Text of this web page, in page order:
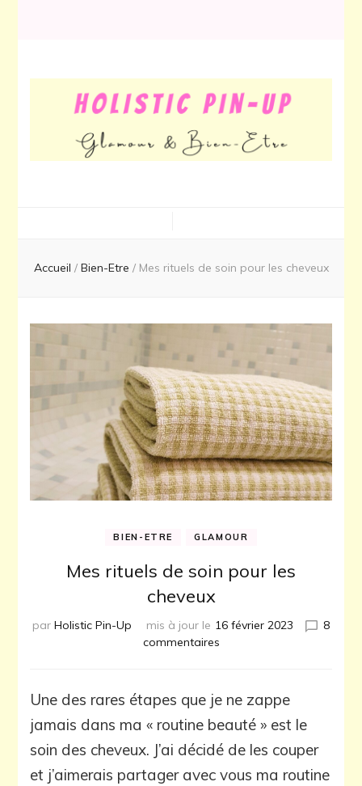
Accueil / Bien-Etre / Mes rituels de soin pour les cheveux
BIEN-ETRE GLAMOUR
Mes rituels de soin pour les
cheveux
par Holistic Pin-Up mis à jour le 16 février 2023
8
commentairessur
soin
pour
les
cheveux
Une des rares étapes que je ne zappe
jamais dans ma « routine beauté » est le
soin des cheveux. J’ai décidé de les couper
et j’aimerais partager avec vous ma routine